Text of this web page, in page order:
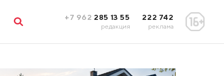
+7 962 285 13 55
редакция
222 742
реклама